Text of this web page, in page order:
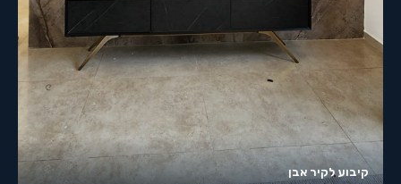
קיבוע לקיר אבן